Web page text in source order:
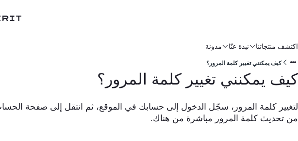
اكتشف منتجاتنا نبذة عنّا مدونة
كيف يمكنني تغيير كلمة المرور؟
كيف يمكنني تغيير كلمة المرور؟
لتغيير كلمة المرور، سجّل الدخول إلى حسابك في الموقع، ثم انتقل إلى صفحة
من تحديث كلمة المرور مباشرة من هناك.